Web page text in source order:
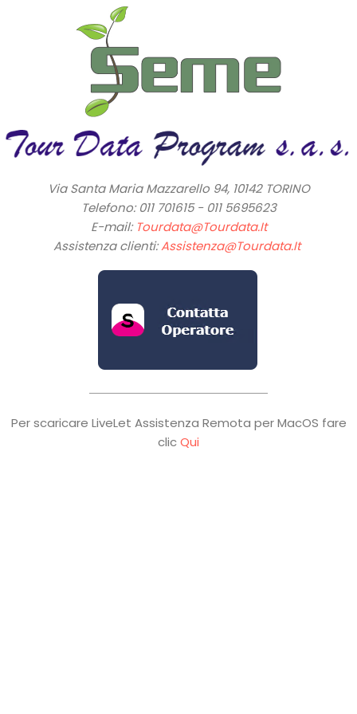
Via Santa Maria Mazzarello 94, 10142 TORINO
Telefono: 011 701615 - 011 5695623
E-mail: Tourdata@tourdata.it
Assistenza clienti:Assistenza@tourdata.it
Per scaricare LiveLet Assistenza Remota per MacOS fare
clicQui